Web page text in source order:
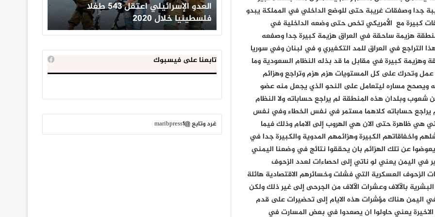
أكتوبر 11, 2021
زامل || « يا رسول الله »
العدو الإسرائيلي اعتقل 543 طفلا
فلسطينيا خلال 2020
تابعنا على فيسبوك
غرد وتابع @maribpress1